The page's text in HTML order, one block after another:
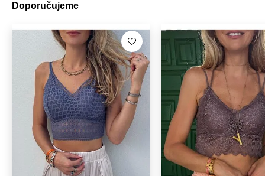
Doporučujeme